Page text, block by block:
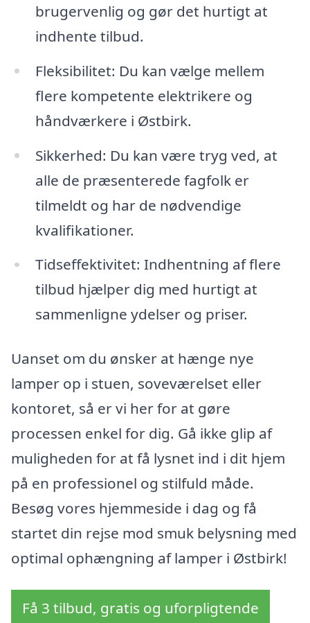
brugervenlig og gør det hurtigt at
indhente tilbud.
Fleksibilitet: Du kan vælge mellem
flere kompetente elektrikere og
håndværkere i Østbirk.
Sikkerhed: Du kan være tryg ved, at
alle de præsenterede fagfolk er
tilmeldt og har de nødvendige
kvalifikationer.
Tidseffektivitet: Indhentning af flere
tilbud hjælper dig med hurtigt at
sammenligne ydelser og priser.
Uanset om du ønsker at hænge nye
lamper op i stuen, soveværelset eller
kontoret, så er vi her for at gøre
processen enkel for dig. Gå ikke glip af
muligheden for at få lysnet ind i dit hjem
på en professionel og stilfuld måde.
Besøg vores hjemmeside i dag og få
startet din rejse mod smuk belysning med
optimal ophængning af lamper i Østbirk!
Få 3 tilbud, gratis og uforpligtende